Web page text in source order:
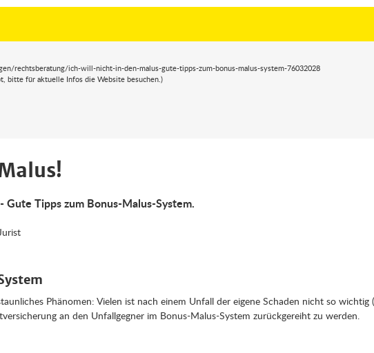
rechtsberatung/ich-will-nicht-in-den-malus-gute-tipps-zum-bonus-malus-system-76032028
bitte für aktuelle Infos die Website besuchen.)
Tipps zum Bonus-Malus-System.
Phänomen: Vielen ist nach einem Unfall der eigene Schaden nicht so wichtig
an den Unfallgegner im Bonus-Malus-System zurückgereiht zu werden.